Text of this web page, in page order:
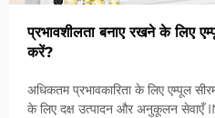
प्रभावशीलता बनाए रखने के लिए
करें?
अधिकतम प्रभावकारिता के लिए एम्पूल
के लिए दक्ष उत्पादन और अनुकूलन सेवाएँ